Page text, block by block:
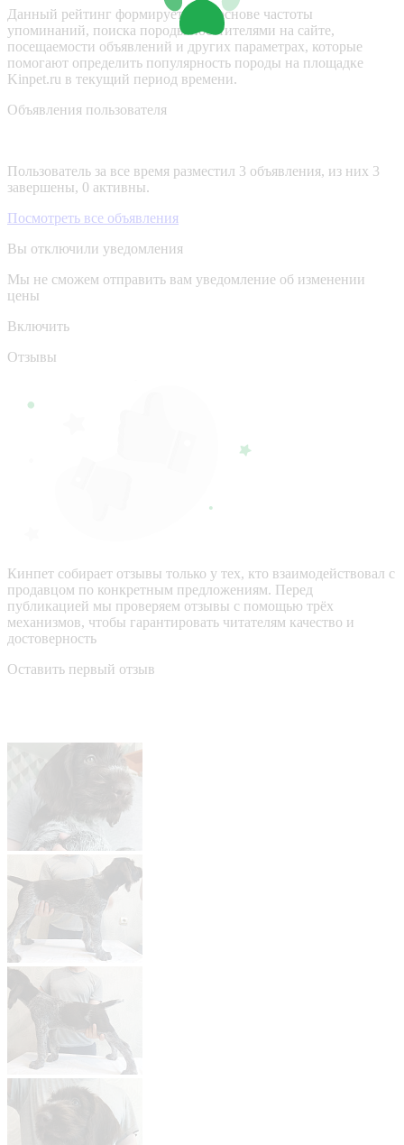
Данный рейтинг формируется на основе частоты
упоминаний, поиска породы посетителями на сайте,
посещаемости объявлений и других параметрах, которые
помогают определить популярность породы на площадке
Kinpet.ru в текущий период времени.
Объявления пользователя
Пользователь за все время разместил 3 объявления, из них 3
завершены, 0 активны.
Посмотреть все объявления
Вы отключили уведомления
Мы не сможем отправить вам уведомление об изменении
цены
Включить
Отзывы
Кинпет собирает отзывы только у тех, кто взаимодействовал с
продавцом по конкретным предложениям. Перед
публикацией мы проверяем отзывы с помощью трёх
механизмов, чтобы гарантировать читателям качество и
достоверность
Оставить первый отзыв